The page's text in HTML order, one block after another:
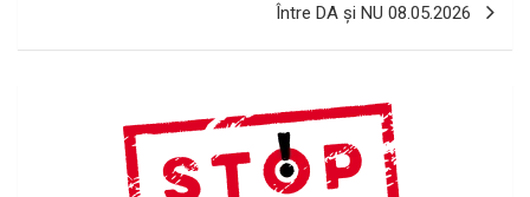
Între DA și NU 08.05.2026